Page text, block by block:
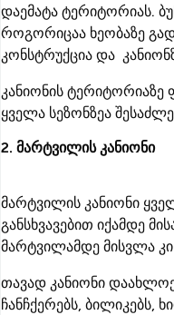
დაემატა ტერიტორიას.
როგორიცაა ხეობაზე
კონსტრუქცია და
კანიონის
ყველა სეზონზეა
2. მარტვილის კანიონი
მარტვილის კანიონი
განსხვავებით იქამდე
მარტვილამდე მისვლა
თავად კანიონი
ჩანჩქერებს, ბილიკებს,